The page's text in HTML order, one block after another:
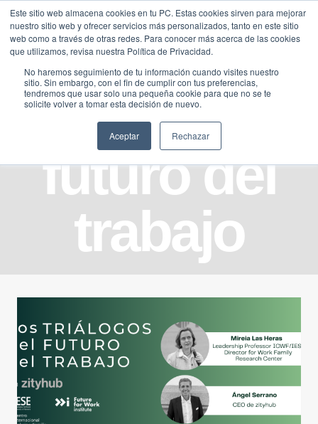
Este sitio web almacena cookies en tu PC. Estas cookies sirven para mejorar
nuestro sitio web y ofrecer servicios más personalizados, tanto en este sitio
web como a través de otras redes. Para conocer más acerca de las cookies
que utilizamos, revisa nuestra Política de Privacidad.
No haremos seguimiento de tu información cuando visites nuestro
sitio. Sin embargo, con el fin de cumplir con tus preferencias,
tendremos que usar solo una pequeña cookie para que no se te
solicite volver a tomar esta decisión de nuevo.
Aceptar Rechazar
Saltar
contenido
futuro del
trabajo
Traducir »